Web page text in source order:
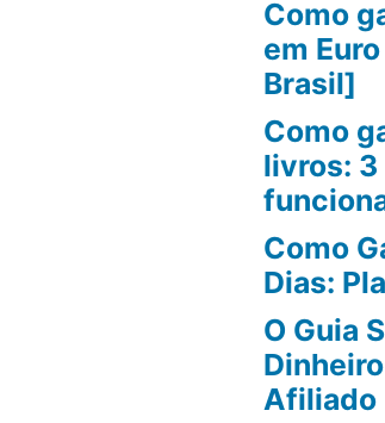
Como
em
Brasil]
Como
livros:
Como
Dias:
O Guia
Afiliado